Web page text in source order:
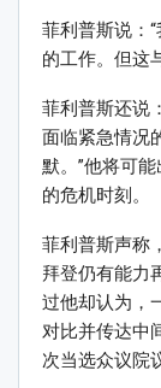
菲利普斯说：
的工作。但这
菲利普斯还说
面临紧急情况
默。”他将可
的危机时刻。
菲利普斯声称
拜登仍有能力
过他却认为，
对比并传达中
次当选众议院